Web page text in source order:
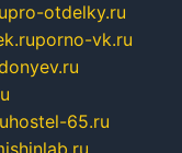
pro-otdelky.ru
porno-vk.ru
hostel-65.ru